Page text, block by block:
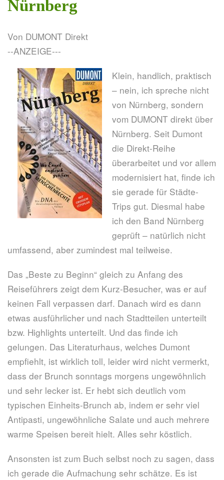
Nürnberg
Von DUMONT Direkt
--ANZEIGE---
Klein, handlich, praktisch
– nein, ich spreche nicht
von Nürnberg, sondern
vom DUMONT direkt über
Nürnberg. Seit Dumont
die Direkt-Reihe
überarbeitet und vor allem
modernisiert hat, finde ich
sie gerade für Städte-
Trips gut. Diesmal habe
ich den Band Nürnberg
geprüft – natürlich nicht
umfassend, aber zumindest mal teilweise.
Das „Beste zu Beginn“ gleich zu Anfang des
Reiseführers zeigt dem Kurz-Besucher, was er auf
keinen Fall verpassen darf. Danach wird es dann
etwas ausführlicher und nach Stadtteilen unterteilt
bzw. Highlights unterteilt. Und das finde ich
gelungen. Das Literaturhaus, welches Dumont
empfiehlt, ist wirklich toll, leider wird nicht vermerkt,
dass der Brunch sonntags morgens ungewöhnlich
und sehr lecker ist. Er hebt sich deutlich vom
typischen Einheits-Brunch ab, indem er sehr viel
Antipasti, ungewöhnliche Salate und auch mehrere
warme Speisen bereit hielt. Alles sehr köstlich.
Ansonsten ist zum Buch selbst noch zu sagen, dass
ich gerade die Aufmachung sehr schätze. Es ist